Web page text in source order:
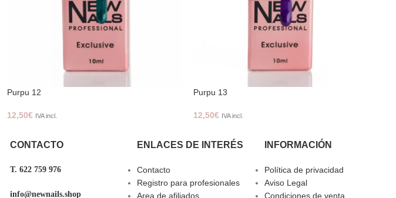
Purpu 12
12,50€ IVA incl.
Purpu 13
12,50€ IVA incl.
CONTACTO
T. 622 759 976
info@newnails.shop
ENLACES DE INTERÉS
Contacto
Registro para profesionales
Area de afiliados
INFORMACIÓN
Política de privacidad
Aviso Legal
Condiciones de venta